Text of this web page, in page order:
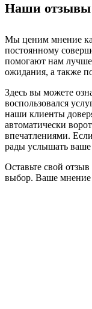
Наши отзывы
Мы ценим мнение
постоянному
помогают нам
ожидания, а также
Здесь вы можете
воспользовался
наши клиенты
автоматически
впечатлениями.
рады услышать
Оставьте свой
выбор. Ваше мнение